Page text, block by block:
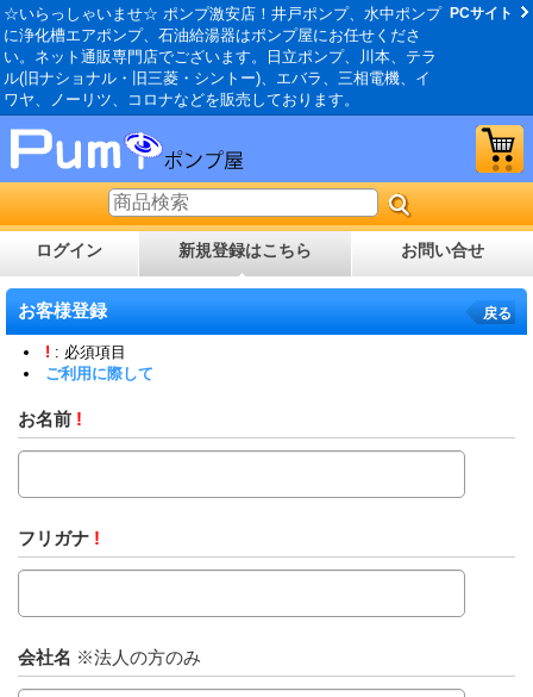
☆いらっしゃいませ☆ ポンプ激安店！井戸ポンプ、水中ポンプ
に浄化槽エアポンプ、石油給湯器はポンプ屋にお任せくださ
い。ネット通販専門店でございます。日立ポンプ、川本、テラ
ル(旧ナショナル・旧三菱・シントー)、エバラ、三相電機、イ
ワヤ、ノーリツ、コロナなどを販売しております。
PCサイト
ログイン 新規登録はこちら お問い合せ
お客様登録 戻る
! : 必須項目
ご利用に際して
お名前 !
フリガナ !
会社名 ※法人の方のみ